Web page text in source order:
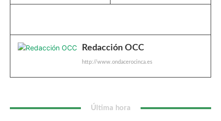
Redacción OCC
http://www.ondacerocinca.es
Última hora